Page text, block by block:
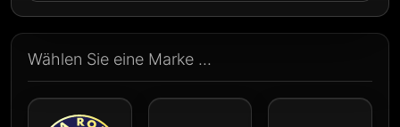
Wählen Sie eine Marke ...